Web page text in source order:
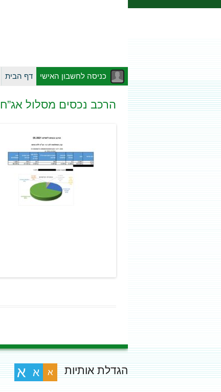
כניסה לחשבון האישי דף הבית
הרכב נכסים מסלול אג”ח 05.2021
הגדלת אותיות א א א